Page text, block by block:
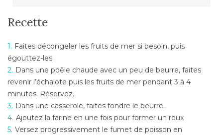
Recette
Faites décongeler les fruits de mer si besoin, puis
égouttez-les.
Dans une poêle chaude avec un peu de beurre, faites
revenir l’échalote puis les fruits de mer pendant 3 à 4
minutes. Réservez.
Dans une casserole, faites fondre le beurre.
Ajoutez la farine en une fois pour former un roux
Versez progressivement le fumet de poisson en